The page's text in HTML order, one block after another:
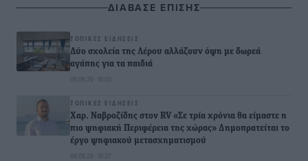
ΔΙΑΒΑΣΕ ΕΠΙΣΗΣ
ΤΟΠΙΚΈΣ ΕΙΔΉΣΕΙΣ
Δύο σχολεία της Λέρου αλλάζουν όψη με δωρεά
αγάπης για τα παιδιά
08.08.26 · 18:50
ΤΟΠΙΚΈΣ ΕΙΔΉΣΕΙΣ
Χαρ. Ναβροζίδης στον RV «Σε τρία χρόνια θα είμαστε η
πιο ψηφιακή Περιφέρεια της χώρας» Δημοπρατείται το
έργο ψηφιακού μετασχηματισμού
08.08.26 · 18:37